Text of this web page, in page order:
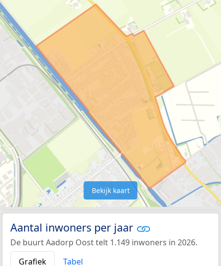
Bekijk kaart
Aantal inwoners per jaar
De buurt Aadorp Oost telt 1.149 inwoners in 2026.
Grafiek
Tabel